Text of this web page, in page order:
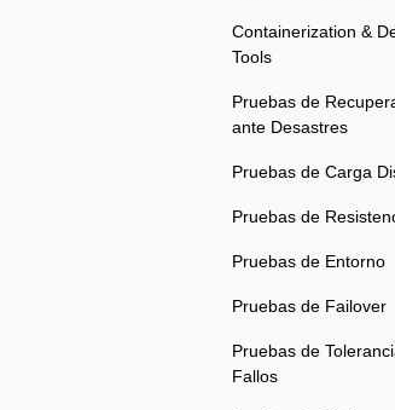
Containerization &
Tools
Pruebas de
ante Desastres
Pruebas de Carga
Pruebas de
Pruebas de Entorno
Pruebas de Failover
Pruebas de
Fallos